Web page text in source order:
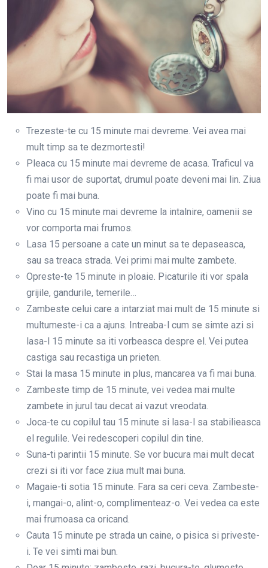
Trezeste-te cu 15 minute mai devreme. Vei avea mai
mult timp sa te dezmortesti!
Pleaca cu 15 minute mai devreme de acasa. Traficul va
fi mai usor de suportat, drumul poate deveni mai lin. Ziua
poate fi mai buna.
Vino cu 15 minute mai devreme la intalnire, oamenii se
vor comporta mai frumos.
Lasa 15 persoane a cate un minut sa te depaseasca,
sau sa treaca strada. Vei primi mai multe zambete.
Opreste-te 15 minute in ploaie. Picaturile iti vor spala
grijile, gandurile, temerile…
Zambeste celui care a intarziat mai mult de 15 minute si
multumeste-i ca a ajuns. Intreaba-l cum se simte azi si
lasa-l 15 minute sa iti vorbeasca despre el. Vei putea
castiga sau recastiga un prieten.
Stai la masa 15 minute in plus, mancarea va fi mai buna.
Zambeste timp de 15 minute, vei vedea mai multe
zambete in jurul tau decat ai vazut vreodata.
Joca-te cu copilul tau 15 minute si lasa-l sa stabilieasca
el regulile. Vei redescoperi copilul din tine.
Suna-ti parintii 15 minute. Se vor bucura mai mult decat
crezi si iti vor face ziua mult mai buna.
Magaie-ti sotia 15 minute. Fara sa ceri ceva. Zambeste-
i, mangai-o, alint-o, complimenteaz-o. Vei vedea ca este
mai frumoasa ca oricand.
Cauta 15 minute pe strada un caine, o pisica si priveste-
i. Te vei simti mai bun.